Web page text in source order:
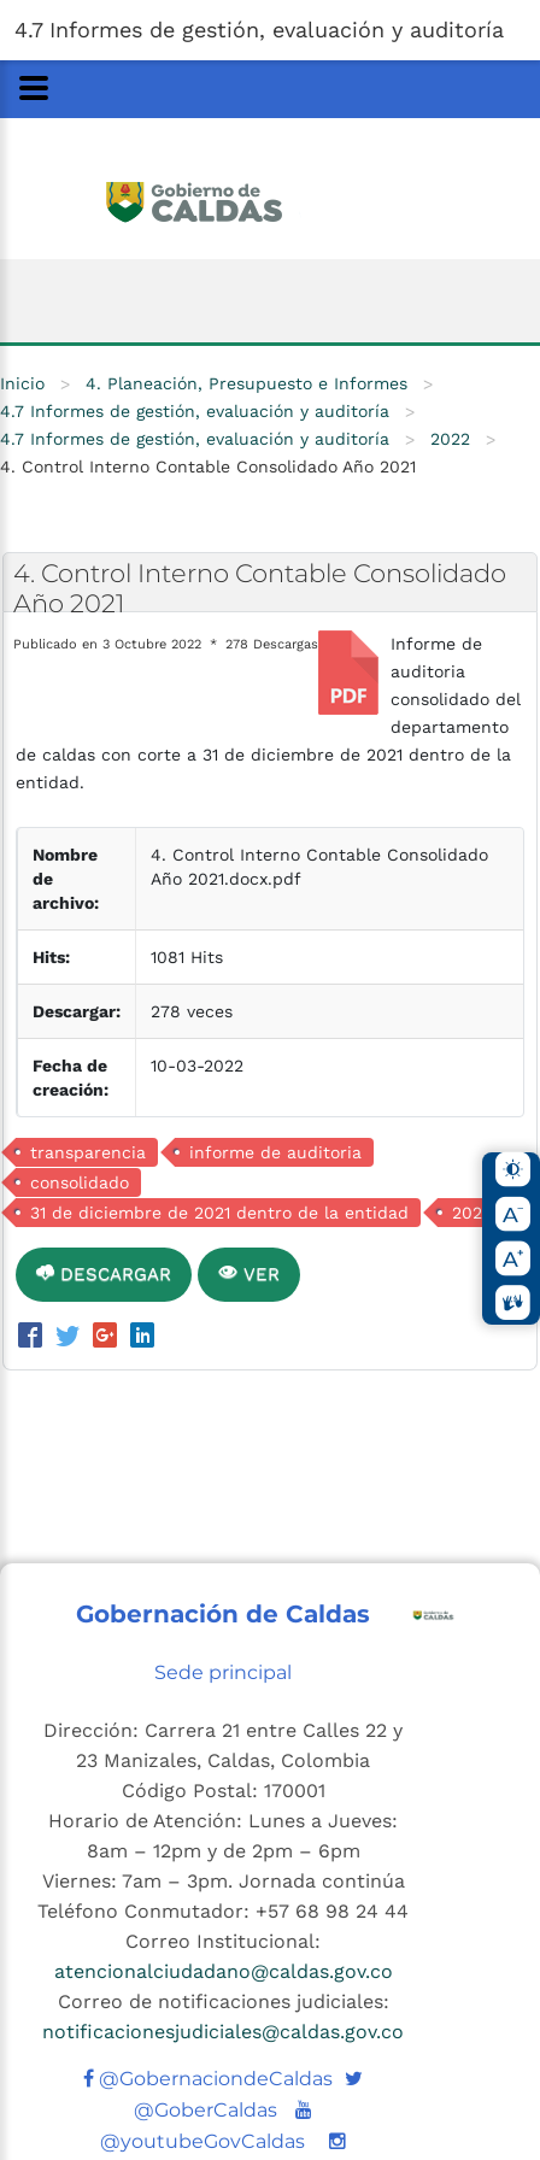
Gobernación de Caldas
4.7 Informes de gestión, evaluación y auditoría
Inicio > 4. Planeación, Presupuesto e Informes
>
4.7 Informes de gestión, evaluación y auditoría
>
4.7 Informes de gestión, evaluación y auditoría
> 2022
>
4. Control Interno Contable Consolidado Año 2021
4. Control Interno Contable Consolidado
Año 2021
Publicado en 3 Octubre 2022 278 Descargas
Informe de
auditoria
consolidado del
departamento
de caldas con corte a 31 de diciembre de 2021 dentro de la
entidad.
Nombre
de
archivo:
4. Control Interno Contable Consolidado
Año 2021.docx.pdf
Hits: 1081 Hits
Descargar: 278 veces
Fecha de
creación:
10-03-2022
transparencia
informe de auditoria
consolidado
31 de diciembre de 2021 dentro de la entidad
2021
DESCARGAR VER
Gobernación de Caldas
Sede principal
Dirección: Carrera 21 entre Calles 22 y
23 Manizales, Caldas, Colombia
Código Postal: 170001
Horario de Atención: Lunes a Jueves:
8am – 12pm y de 2pm – 6pm
Viernes: 7am – 3pm. Jornada continúa
Teléfono Conmutador: +57 68 98 24 44
Correo Institucional:
atencionalciudadano@caldas.gov.co
Correo de notificaciones judiciales:
notificacionesjudiciales@caldas.gov.co
@GobernaciondeCaldas Twitter
@GoberCaldas
Youtube
@youtubeGovCaldas